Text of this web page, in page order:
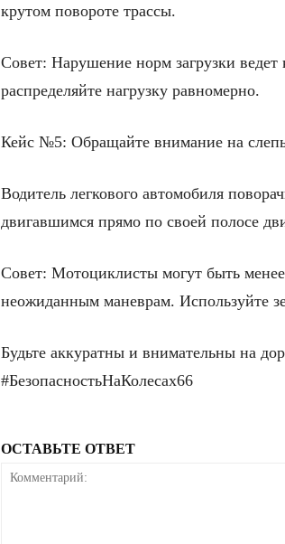
крутом повороте трассы.
Совет: Нарушение норм загрузки ведет
распределяйте нагрузку равномерно.
Кейс №5: Обращайте внимание на
Водитель легкового автомобиля
двигавшимся прямо по своей полосе
Совет: Мотоциклисты могут быть
неожиданным маневрам. Используйте
Будьте аккуратны и внимательны на
#БезопасностьНаКолесах66
ОСТАВЬТЕ ОТВЕТ